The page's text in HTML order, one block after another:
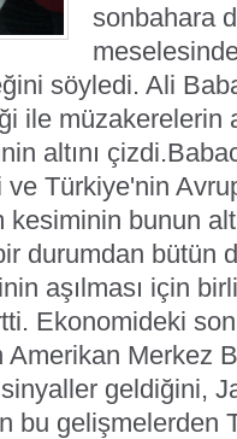
sonbahara
söyledi. Ali
ile müzakerelerin
altını çizdi.
ve Türkiye'nin
bunun
durumdan bütün
aşılması için
Ekonomideki
Merkez
geldiğini,
bu gelişmelerden